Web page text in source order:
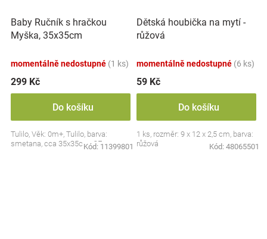
Baby Ručník s hračkou
Myška, 35x35cm
momentálně nedostupné (1 ks)
299 Kč
Do košíku
Tulilo, Věk: 0m+, Tulilo, barva:
smetana, cca 35x35cm, CE
Kód: 11399801
Dětská houbička na mytí -
růžová
momentálně nedostupné (6 ks)
59 Kč
Do košíku
1 ks, rozměr: 9 x 12 x 2,5 cm, barva:
růžová
Kód: 48065501